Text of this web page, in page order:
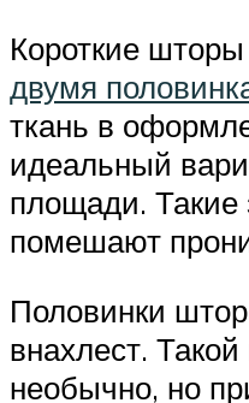
Короткие
двумя
ткань в
идеальный
площади. Такие
помешают
Половинки
внахлест.
необычно, но